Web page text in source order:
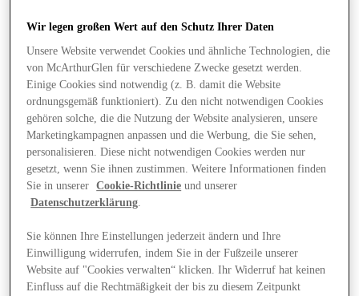
Angebote
Wir legen großen Wert auf den Schutz Ihrer Daten
Unsere Website verwendet Cookies und ähnliche Technologien, die
von McArthurGlen für verschiedene Zwecke gesetzt werden.
Einige Cookies sind notwendig (z. B. damit die Website
ordnungsgemäß funktioniert). Zu den nicht notwendigen Cookies
gehören solche, die die Nutzung der Website analysieren, unsere
Marketingkampagnen anpassen und die Werbung, die Sie sehen,
personalisieren. Diese nicht notwendigen Cookies werden nur
gesetzt, wenn Sie ihnen zustimmen. Weitere Informationen finden
Sie in unserer
Cookie-Richtlinie und unserer
Datenschutzerklärung
Sie können Ihre Einstellungen jederzeit ändern und Ihre
Einwilligung widerrufen, indem Sie in der Fußzeile unserer
Website auf "Cookies verwalten“ klicken. Ihr Widerruf hat keinen
Einfluss auf die Rechtmäßigkeit der bis zu diesem Zeitpunkt